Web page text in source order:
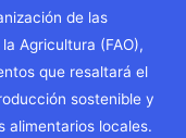
de las
Agricultura (FAO),
que resaltará el
sostenible y
alimentarios locales.